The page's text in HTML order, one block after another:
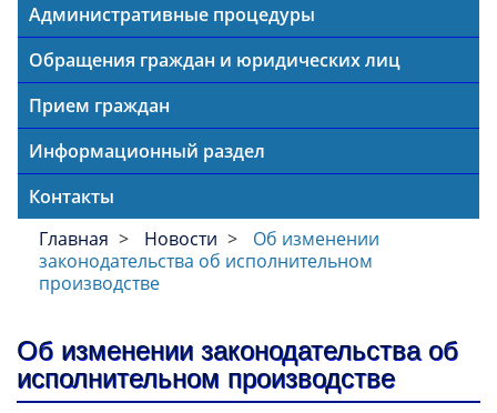
Административные процедуры
Обращения граждан и юридических лиц
Прием граждан
Информационный раздел
Контакты
Главная
Новости
Об изменении
законодательства об исполнительном
производстве
Об изменении законодательства об
исполнительном производстве